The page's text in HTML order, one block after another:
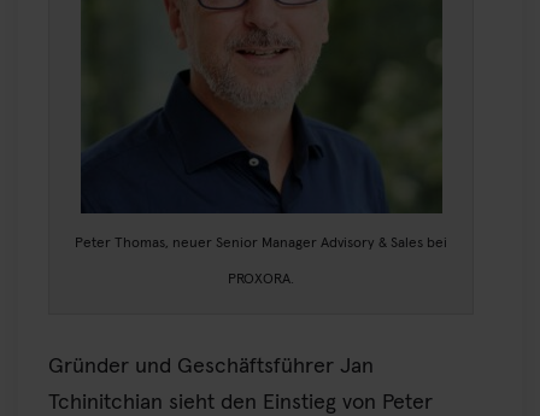
Peter Thomas, neuer Senior Manager Advisory & Sales bei
PROXORA.
Gründer und Geschäftsführer Jan
Tchinitchian sieht den Einstieg von Peter